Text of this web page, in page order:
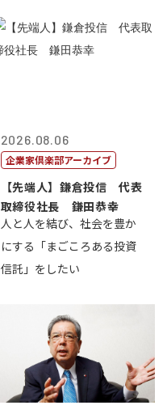
2026.08.06
企業家倶楽部アーカイブ
【先端人】鎌倉投信 代表
取締役社長 鎌田恭幸
人と人を結び、社会を豊か
にする「まごころある投資
信託」をしたい